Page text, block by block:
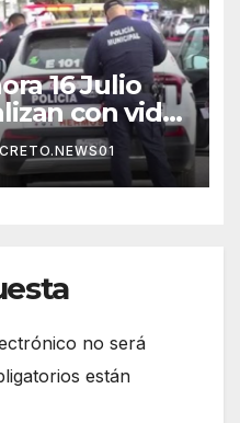
16 Julio
con vida
sido
en
no será
están